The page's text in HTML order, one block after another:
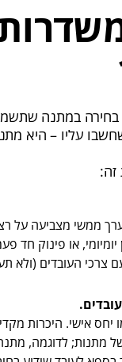
בחירה במתנה
עליו – היא
ממשי מצביעה על
העובדים (ולא
אישי. היכרות
לדוגמה, מתנה